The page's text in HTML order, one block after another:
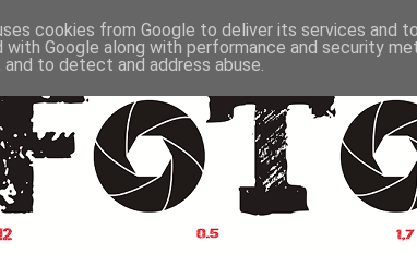
cookies from Google to deliver its services and
with Google along with performance and security
to detect and address abuse.